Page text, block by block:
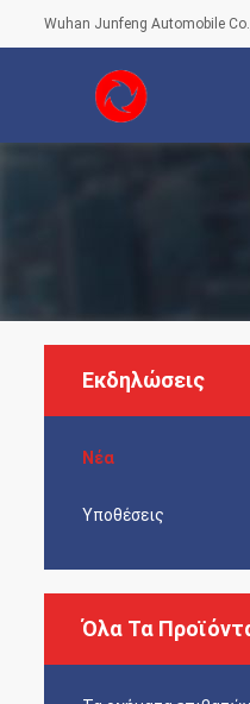
Wuhan Junfeng Automobile
Εκδηλώσεις
Νέα
Υποθέσεις
Όλα Τα